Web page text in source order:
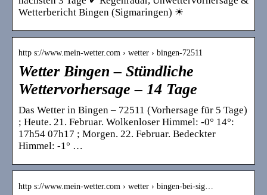
Wetterbericht Bingen (Sigmaringen) ☀
http s://www.mein-wetter.com › wetter › bingen-72511
Wetter Bingen – Stündliche
Wettervorhersage – 14 Tage
Das Wetter in Bingen – 72511 (Vorhersage für 5 Tage)
; Heute. 21. Februar. Wolkenloser Himmel: -0° 14°:
17h54 07h17 ; Morgen. 22. Februar. Bedeckter
Himmel: -1° …
http s://www.mein-wetter.com › wetter › bingen-bei-sig…